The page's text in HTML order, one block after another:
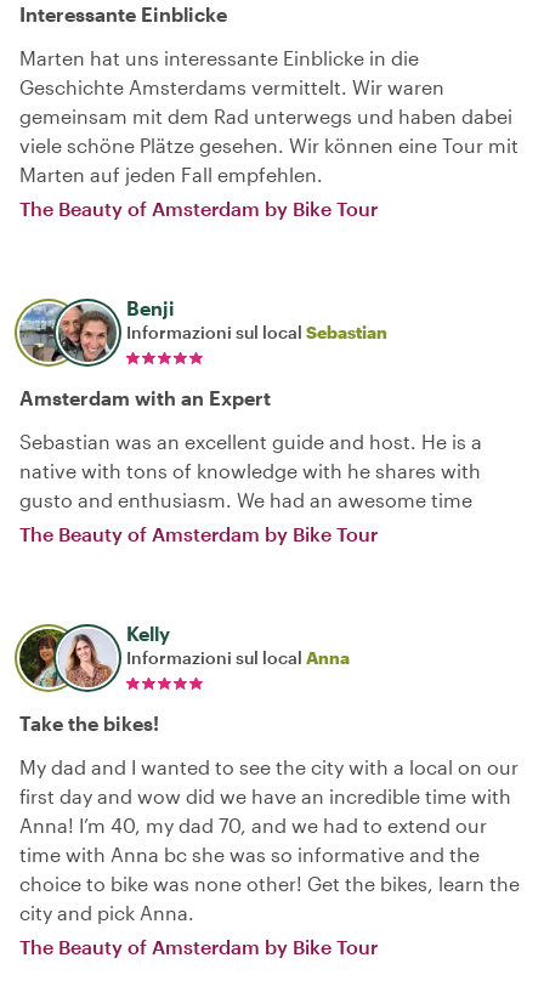
Interessante Einblicke
Marten hat uns interessante Einblicke in die
Geschichte Amsterdams vermittelt. Wir waren
gemeinsam mit dem Rad unterwegs und haben dabei
viele schöne Plätze gesehen. Wir können eine Tour mit
Marten auf jeden Fall empfehlen.
The Beauty of Amsterdam by Bike Tour
Benji
Informazioni sul local Sebastian
Amsterdam with an Expert
Sebastian was an excellent guide and host. He is a
native with tons of knowledge with he shares with
gusto and enthusiasm. We had an awesome time
The Beauty of Amsterdam by Bike Tour
Kelly
Informazioni sul local Anna
Take the bikes!
My dad and I wanted to see the city with a local on our
first day and wow did we have an incredible time with
Anna! I’m 40, my dad 70, and we had to extend our
time with Anna bc she was so informative and the
choice to bike was none other! Get the bikes, learn the
city and pick Anna.
The Beauty of Amsterdam by Bike Tour